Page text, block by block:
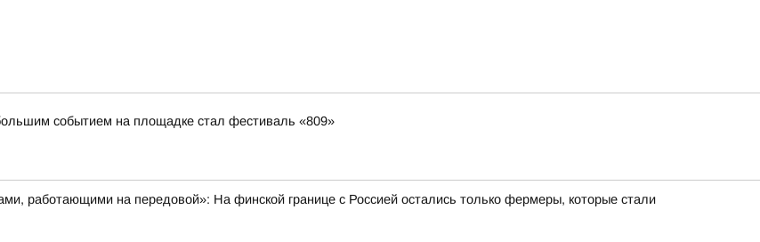
событием на площадке стал фестиваль «809»
работающими на передовой»: На финской границе с Россией остались только фермеры, которые стали